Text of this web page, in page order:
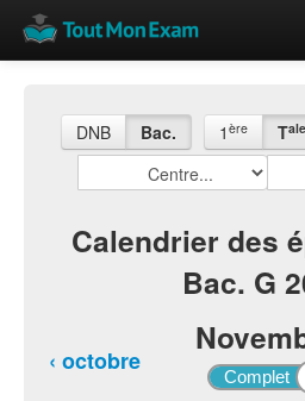
Vue globale
Rajouter
DNB Bac. 1 ère Tale
Calendrier des
Bac. G
‹ octobre